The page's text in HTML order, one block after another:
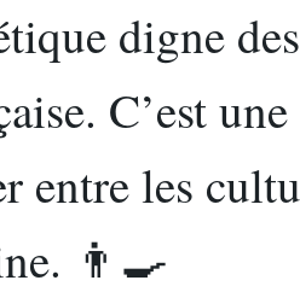
digne
C’est
entre les
👨‍🍳